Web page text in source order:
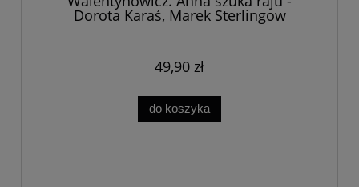
Dorota Karaś, Marek Sterlingow
49,90 zł
do koszyka